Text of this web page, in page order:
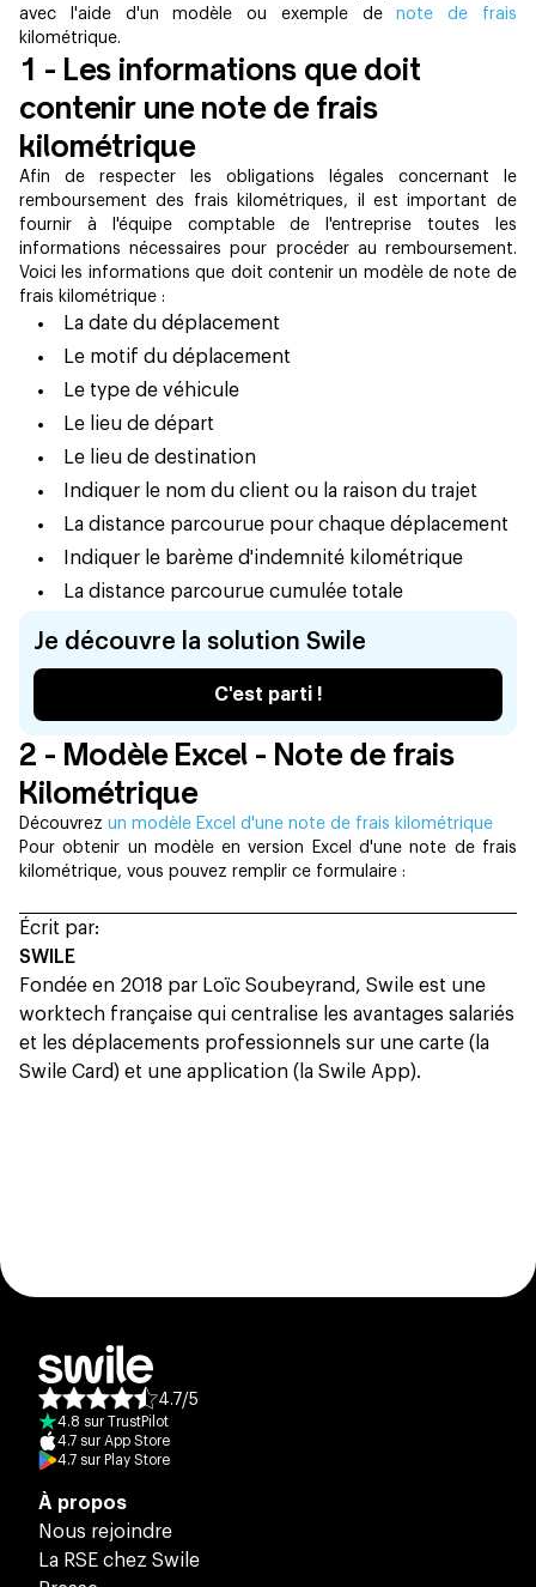
avec l'aide d'un modèle ou exemple denote de frais
kilométrique.
1 - Les informations que doit
contenir une note de frais
kilométrique
Afin de respecter les obligations légales concernant le
remboursement des frais kilométriques, il est important de
fournir à l'équipe comptable de l'entreprise toutes les
informations nécessaires pour procéder au remboursement.
Voici les informations que doit contenir un modèle de note de
frais kilométrique :
La date du déplacement
Le motif du déplacement
Le type de véhicule
Le lieu de départ
Le lieu de destination
Indiquer le nom du client ou la raison du trajet
La distance parcourue pour chaque déplacement
Indiquer le barème d'indemnité kilométrique
La distance parcourue cumulée totale
Je découvre la solution Swile
C'est parti !
2 - Modèle Excel - Note de frais
Kilométrique
Découvrez un modèle Excel d'une note de frais kilométrique
Pour obtenir un modèle en version Excel d'une note de frais
kilométrique, vous pouvez remplir ce formulaire :
Écrit par:
SWILE
Fondée en 2018 par Loïc Soubeyrand, Swile est une
worktech française qui centralise les avantages salariés
et les déplacements professionnels sur une carte (la
Swile Card) et une application (la Swile App).
Note moyenne des avis :
4.7/5
4.8 sur TrustPilot
4.7 sur App Store
4.7 sur Play Store
À propos
Nous rejoindre
La RSE chez Swile